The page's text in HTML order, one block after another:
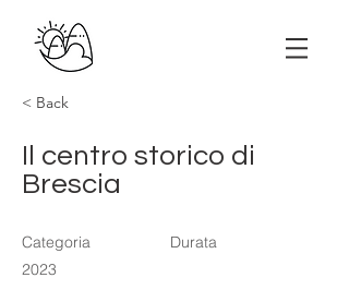
< Back
Il centro storico di
Brescia
Categoria
2023
Durata